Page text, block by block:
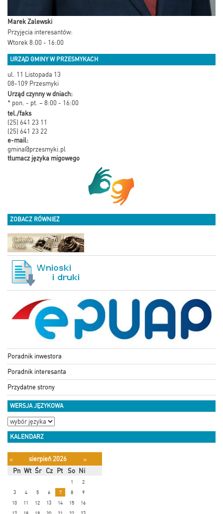
Marek Zalewski
Przyjęcia interesantów:
Wtorek 8:00 - 16:00
URZĄD GMINY W PRZESMYKACH
ul. 11 Listopada 13
08-109 Przesmyki
Urząd czynny w dniach:
* pon. - pt. – 8:00 - 16:00
tel./faks
(25) 641 23 11
(25) 641 23 22
e-mail:
gmina@przesmyki.pl
tłumacz języka migowego
ZOBACZ RÓWNIEŻ
Poradnik inwestora
Poradnik interesanta
Przydatne strony
WERSJA JĘZYKOWA
KALENDARZ
« sierpień 2026
»
Pn Wt Śr Cz Pt So Ni
1
2
3
4 5 6 7 8
9
10
11 12 13 14 15
16